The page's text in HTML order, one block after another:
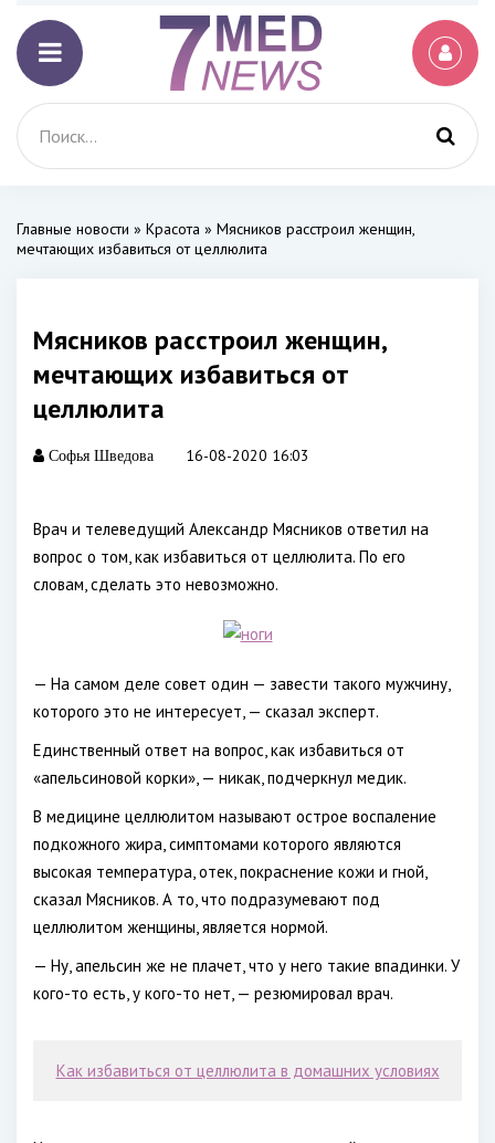
Главные новости » Красота » Мясников расстроил женщин,
мечтающих избавиться от целлюлита
Мясников расстроил женщин,
мечтающих избавиться от
целлюлита
Софья Шведова 16-08-2020 16:03
Врач и телеведущий Александр Мясников ответил на
вопрос о том, как избавиться от целлюлита. По его
словам, сделать это невозможно.
— На самом деле совет один — завести такого мужчину,
которого это не интересует, — сказал эксперт.
Единственный ответ на вопрос, как избавиться от
«апельсиновой корки», — никак, подчеркнул медик.
В медицине целлюлитом называют острое воспаление
подкожного жира, симптомами которого являются
высокая температура, отек, покраснение кожи и гной,
сказал Мясников. А то, что подразумевают под
целлюлитом женщины, является нормой.
— Ну, апельсин же не плачет, что у него такие впадинки. У
кого-то есть, у кого-то нет, — резюмировал врач.
Как избавиться от целлюлита в домашних условиях